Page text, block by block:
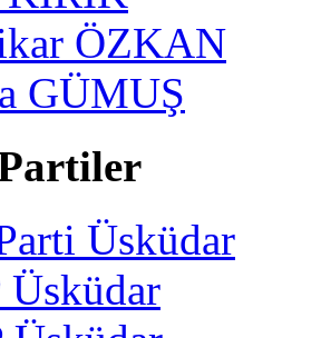
ÖZKAN
GÜMUŞ
Üsküdar
Üsküdar